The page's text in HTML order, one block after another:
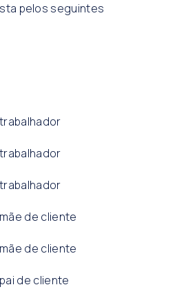
pelos seguintes
trabalhador
trabalhador
trabalhador
mãe de cliente
mãe de cliente
pai de cliente